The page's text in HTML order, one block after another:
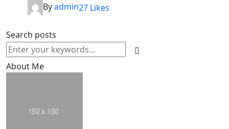
Byadmin27 Likes
Search posts
About Me